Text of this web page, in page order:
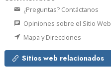
¿Preguntas? Contáctanos
Opiniones sobre el Sitio Web
Mapa y Direcciones
Sitios web relacionados